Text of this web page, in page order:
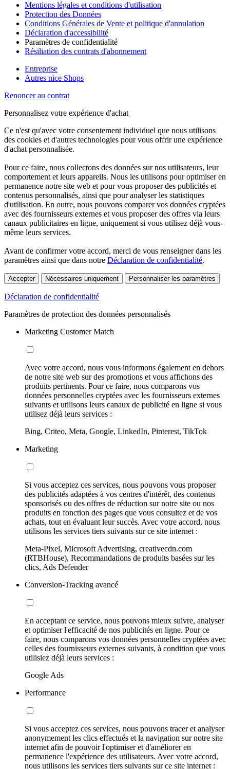
Mentions légales et conditions d'utilisation
Protection des Données
Conditions Générales de Vente et politique d'annulation
Déclaration d'accessibilité
Paramètres de confidentialité
Résiliation des contrats d'abonnement
Entreprise
Autres nice Shops
Renoncer au contrat
Personnalisez votre expérience d'achat
Ce n'est qu'avec votre consentement individuel que nous utilisons
des cookies et d'autres technologies pour vous offrir une expérience
d'achat personnalisée.
Pour ce faire, nous collectons des données sur nos utilisateurs, leur
comportement et leurs appareils. Nous les utilisons pour optimiser en
permanence notre site web et pour vous proposer des publicités et
contenus personnalisés, ainsi que pour analyser les statistiques
d'utilisation. En outre, nous pouvons comparer vos données cryptées
avec des fournisseurs externes et vous proposer des offres via leurs
canaux publicitaires en ligne, uniquement si vous utilisez déjà vous-
même leurs services.
Avant de confirmer votre accord, merci de vous renseigner dans les
paramètres ainsi que dans notre Déclaration de confidentialité.
Accepter Nécessaires uniquement Personnaliser les paramètres
Déclaration de confidentialité
Paramètres de protection des données personnalisés
Marketing Customer Match
Avec votre accord, nous vous informons également en dehors
de notre site web sur des promotions et vous affichons des
produits pertinents. Pour ce faire, nous comparons vos
données personnelles cryptées avec les fournisseurs externes
suivants et utilisons leurs canaux de publicité en ligne si vous
utilisez déjà leurs services :
Bing, Criteo, Meta, Google, LinkedIn, Pinterest, TikTok
Marketing
Si vous acceptez ces services, nous pouvons vous proposer
des publicités adaptées à vos centres d'intérêt, des contenus
sponsorisés ou des offres de réduction sur notre site ou nos
produits en fonction des pages que vous consultez et de vos
achats, tout en évaluant leur succès. Avec votre accord, nous
utilisons les services tiers suivants sur ce site internet :
Meta-Pixel, Microsoft Advertising, creativecdn.com
(RTBHouse), Recommandations de produits basées sur les
clics, Ads Defender
Conversion-Tracking avancé
En acceptant ce service, nous pouvons mieux suivre, analyser
et optimiser l'efficacité de nos publicités en ligne. Pour ce
faire, nous comparons vos données personnelles cryptées avec
celles des fournisseurs externes suivants, à condition que vous
utilisiez déjà leurs services :
Google Ads
Performance
Si vous acceptez ces services, nous pouvons tracer et analyser
anonymement les clics effectués et la navigation sur notre site
internet afin de pouvoir l'optimiser et d'améliorer en
permanence l'expérience des utilisateurs. Avec votre accord,
nous utilisons les services tiers suivants sur ce site internet :